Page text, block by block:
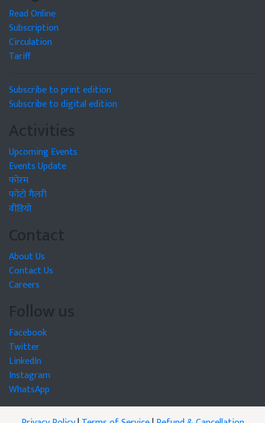
Read Online
Subscription
Circulation
Tariff
Subscribe to print edition
Subscribe to digital edition
Activities
Upcoming Events
Events Update
फोरम
फोटो गैलरी
वीडियो
Contact
About Us
Contact Us
Careers
Follow us
Facebook
Twitter
LinkedIn
Instagram
WhatsApp